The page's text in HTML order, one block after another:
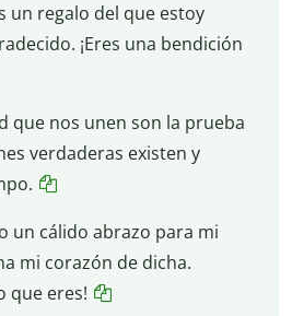
un regalo del que estoy
¡Eres una bendición
que nos unen son la prueba
verdaderas existen y
un cálido abrazo para mi
mi corazón de dicha.
que eres!